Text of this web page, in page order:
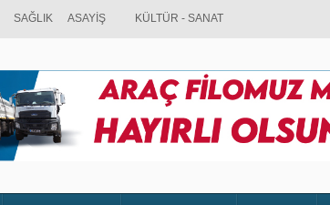
SAĞLIK ASAYİŞ KÜLTÜR - SANAT